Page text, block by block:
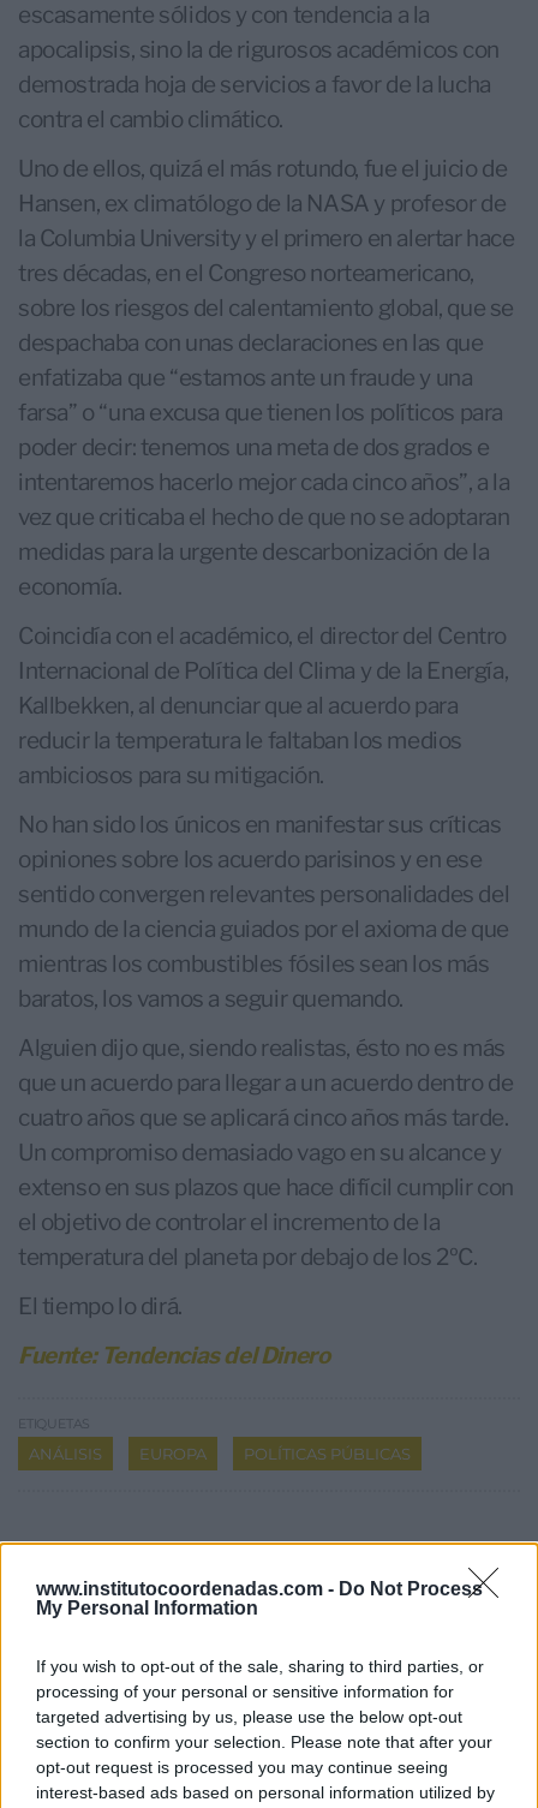
www.institutocoordenadas.com - Do Not Process
My Personal Information
If you wish to opt-out of the sale, sharing to third parties, or
processing of your personal or sensitive information for
targeted advertising by us, please use the below opt-out
section to confirm your selection. Please note that after your
opt-out request is processed you may continue seeing
interest-based ads based on personal information utilized by
escasamente sólidos y con tendencia a la
apocalipsis, sino la de rigurosos académicos con
demostrada hoja de servicios a favor de la lucha
contra el cambio climático.
Uno de ellos, quizá el más rotundo, fue el juicio de
Hansen, ex climatólogo de la NASA y profesor de
la Columbia University y el primero en alertar hace
tres décadas, en el Congreso norteamericano,
sobre los riesgos del calentamiento global, que se
despachaba con unas declaraciones en las que
enfatizaba que “estamos ante un fraude y una
farsa” o “una excusa que tienen los políticos para
poder decir: tenemos una meta de dos grados e
intentaremos hacerlo mejor cada cinco años”, a la
vez que criticaba el hecho de que no se adoptaran
medidas para la urgente descarbonización de la
economía.
Coincidía con el académico, el director del Centro
Internacional de Política del Clima y de la Energía,
Kallbekken, al denunciar que al acuerdo para
reducir la temperatura le faltaban los medios
ambiciosos para su mitigación.
No han sido los únicos en manifestar sus críticas
opiniones sobre los acuerdo parisinos y en ese
sentido convergen relevantes personalidades del
mundo de la ciencia guiados por el axioma de que
mientras los combustibles fósiles sean los más
baratos, los vamos a seguir quemando.
Alguien dijo que, siendo realistas, ésto no es más
que un acuerdo para llegar a un acuerdo dentro de
cuatro años que se aplicará cinco años más tarde.
Un compromiso demasiado vago en su alcance y
extenso en sus plazos que hace difícil cumplir con
el objetivo de controlar el incremento de la
temperatura del planeta por debajo de los 2ºC.
El tiempo lo dirá.
Fuente: Tendencias del Dinero
ANÁLISIS EUROPA POLÍTICAS PÚBLICAS
Hoy destacamos